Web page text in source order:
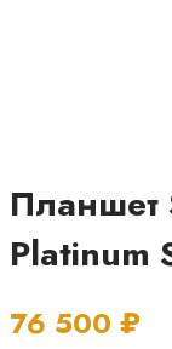
Планшет
Platinum
76 500 ₽